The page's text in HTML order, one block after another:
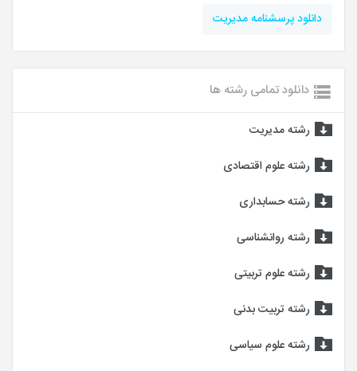
دانلود پرسشنامه مدیریت
دانلود تمامی رشته ها
رشته مدیریت
رشته علوم اقتصادی
رشته حسابداری
رشته روانشناسی
رشته علوم تربیتی
رشته تربیت بدنی
رشته علوم سیاسی